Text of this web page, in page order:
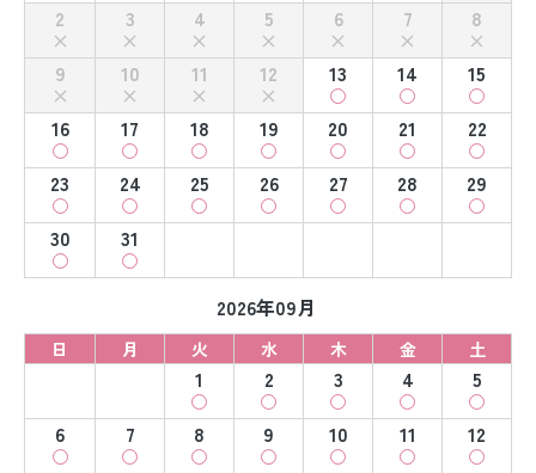
2
3 4 5 6 7
8
9
10 11 12 13 14
15
16
17 18 19 20 21
22
23
24 25 26 27 28
29
30
31
2026年09月
日 月 火 水 木 金 土
1 2 3 4
5
6
7 8 9 10 11
12